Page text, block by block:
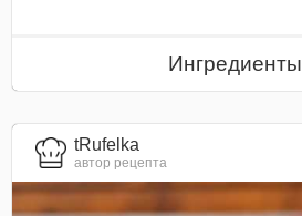
Ингредиенты
tRufelka
автор рецепта